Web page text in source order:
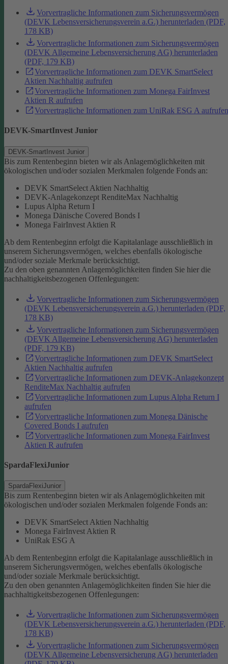
Vorvertragliche Informationen zum Sicherungsvermögen
(DEVK Lebensversicherungsverein a.G.) herunterladen (PDF,
178 KB)
Vorvertragliche Informationen zum Sicherungsvermögen
(DEVK Allgemeine Lebensversicherung AG) herunterladen
(PDF, 179 KB)
Vorvertragliche Informationen zum DEVK SmartSelect
Aktien Nachhaltig aufrufen
Vorvertragliche Informationen zum Monega FairInvest
Aktien R aufrufen
Vorvertragliche Informationen zum UniRak ESG A aufrufen
DEVK-SmartInvest Junior
DEVK-SmartInvest Junior
Bis zum Rentenbeginn bieten wir als Anlagemöglichkeiten mit
ökologischen und/oder sozialen Merkmalen folgende Fonds an:
DEVK SmartSelect Aktien Nachhaltig
DEVK-Anlagekonzept RenditeMax Nachhaltig
Lupus Alpha Return I
Monega Dänische Covered Bonds I
Monega FairInvest Aktien R
Ab dem Rentenbeginn erfolgt die Kapitalanlage ausschließlich in
unserem Sicherungsvermögen, welches ebenfalls ökologische
und/oder soziale Merkmale berücksichtigt.
Zu den oben genannten Anlagemöglichkeiten finden Sie hier die
nachhaltigkeitsbezogenen Offenlegungen:
Vorvertragliche Informationen zum Sicherungsvermögen
(DEVK Lebensversicherungsverein a.G.) herunterladen (PDF,
178 KB)
Vorvertragliche Informationen zum Sicherungsvermögen
(DEVK Allgemeine Lebensversicherung AG) herunterladen
(PDF, 179 KB)
Vorvertragliche Informationen zum DEVK SmartSelect
Aktien Nachhaltig aufrufen
Vorvertragliche Informationen zum DEVK-Anlagekonzept
RenditeMax Nachhaltig aufrufen
Vorvertragliche Informationen zum Lupus Alpha Return I
aufrufen
Vorvertragliche Informationen zum Monega Dänische
Covered Bonds I aufrufen
Vorvertragliche Informationen zum Monega FairInvest
Aktien R aufrufen
SpardaFlexiJunior
SpardaFlexiJunior
Bis zum Rentenbeginn bieten wir als Anlagemöglichkeiten mit
ökologischen und/oder sozialen Merkmalen folgende Fonds an:
DEVK SmartSelect Aktien Nachhaltig
Monega FairInvest Aktien R
UniRak ESG A
Ab dem Rentenbeginn erfolgt die Kapitalanlage ausschließlich in
unserem Sicherungsvermögen, welches ebenfalls ökologische
und/oder soziale Merkmale berücksichtigt.
Zu den oben genannten Anlagemöglichkeiten finden Sie hier die
nachhaltigkeitsbezogenen Offenlegungen:
Vorvertragliche Informationen zum Sicherungsvermögen
(DEVK Lebensversicherungsverein a.G.) herunterladen (PDF,
178 KB)
Vorvertragliche Informationen zum Sicherungsvermögen
(DEVK Allgemeine Lebensversicherung AG) herunterladen